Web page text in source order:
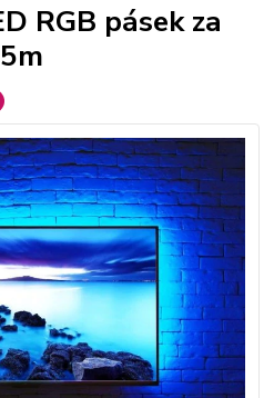
RGB pásek za